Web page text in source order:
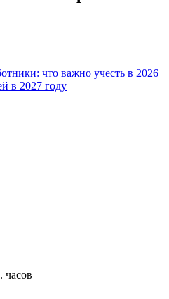
что важно учесть в 2026
в 2027 году
часов